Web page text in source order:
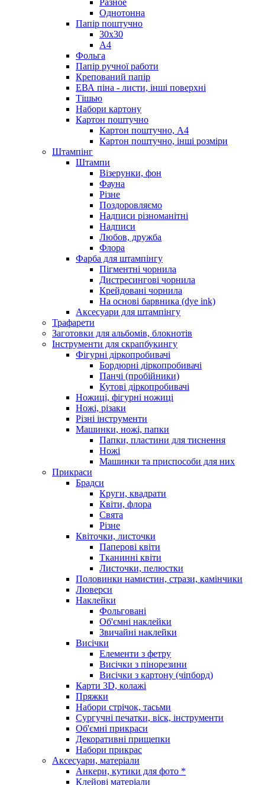
Однотонна
Папір поштучно
30х30
А4
Фольга
Папір ручної работи
Крепований папір
ЕВА піна - листи, інші поверхні
Тішью
Набори картону
Картон поштучно
Картон поштучно, А4
Картон поштучно, інші розміри
Штампінг
Штампи
Візерунки, фон
Фауна
Різне
Поздоровляємо
Надписи різноманітні
Надписи
Любов, дружба
Флора
Фарба для штампінгу
Пігментні чорнила
Дистресингові чорнила
Крейдовані чорнила
На основі барвника (dye ink)
Аксесуари для штампінгу
Трафарети
Заготовки для альбомів, блокнотів
Інструменти для скрапбукингу
Фігурні діркопробивачі
Бордюрні діркопробивачі
Панчі (пробійники)
Кутові діркопробивачі
Ножиці, фігурні ножиці
Ножі, різаки
Різні інструменти
Машинки, ножі, папки
Папки, пластини для тиснення
Ножі
Машинки та приспособи для них
Прикраси
Брадси
Круги, квадрати
Квіти, флора
Свята
Різне
Квіточки, листочки
Паперові квіти
Тканинні квіти
Листочки, пелюстки
Половинки намистин, стрази, камінчики
Люверси
Наклейки
Фольговані
Об'ємні наклейки
Звичайні наклейки
Висічки
Елементи з фетру
Висічки з пінорезини
Висічки з картону (чіпборд)
Карти 3D, колажі
Пряжки
Набори стрічок, тасьми
Сургучні печатки, віск, інструменти
Об'ємні прикраси
Декоративні прищепки
Набори прикрас
Аксесуари, матеріали
Анкери, кутики для фото *
Клейові матеріали